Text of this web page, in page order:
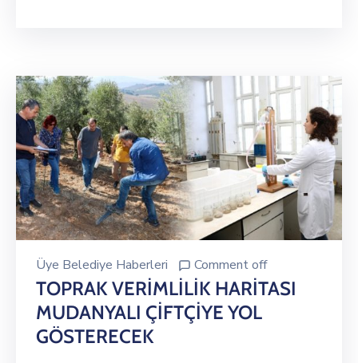
Üye Belediye Haberleri Comment off
TOPRAK VERİMLİLİK HARİTASI
MUDANYALI ÇİFTÇİYE YOL
GÖSTERECEK